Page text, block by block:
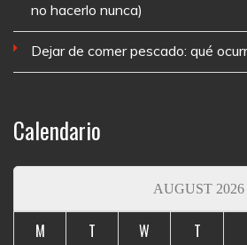
no hacerlo nunca)
Dejar de comer pescado: qué
Calendario
AUGUST 2026
M T W T